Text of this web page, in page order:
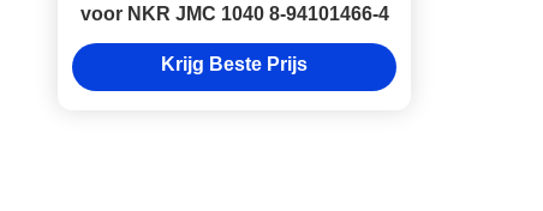
voor NKR JMC 1040 8-94101466-4
Krijg Beste Prijs